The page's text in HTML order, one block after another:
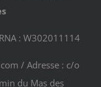
: W302011114
/ Adresse : c/o
du Mas des